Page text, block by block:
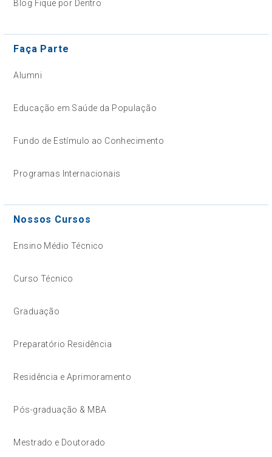
Blog Fique por Dentro
Faça Parte
Alumni
Educação em Saúde da População
Fundo de Estímulo ao Conhecimento
Programas Internacionais
Nossos Cursos
Ensino Médio Técnico
Curso Técnico
Graduação
Preparatório Residência
Residência e Aprimoramento
Pós-graduação & MBA
Mestrado e Doutorado